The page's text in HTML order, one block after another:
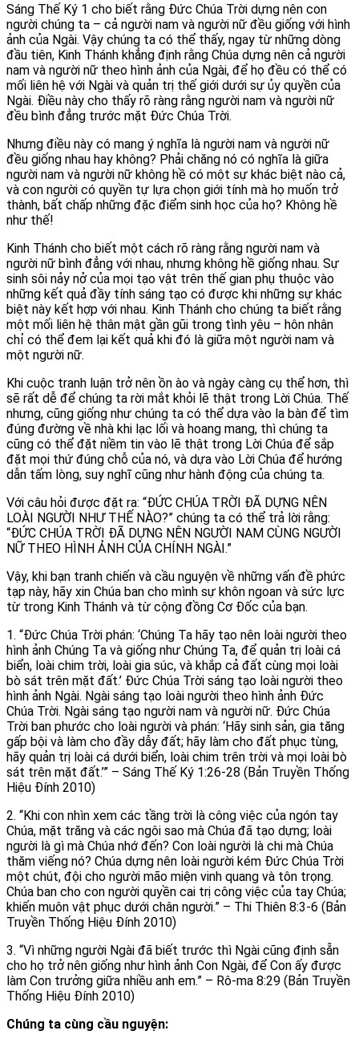
Sáng Thế Ký 1 cho biết rằng Đức Chúa Trời dựng nên con
người chúng ta – cả người nam và người nữ đều giống với hình
ảnh của Ngài. Vậy chúng ta có thể thấy, ngay từ những dòng
đầu tiên, Kinh Thánh khẳng định rằng Chúa dựng nên cả người
nam và người nữ theo hình ảnh của Ngài, để họ đều có thể có
mối liên hệ với Ngài và quản trị thế giới dưới sự ủy quyền của
Ngài. Điều này cho thấy rõ ràng rằng người nam và người nữ
đều bình đẳng trước mặt Đức Chúa Trời.
Nhưng điều này có mang ý nghĩa là người nam và người nữ
đều giống nhau hay không? Phải chăng nó có nghĩa là giữa
người nam và người nữ không hề có một sự khác biệt nào cả,
và con người có quyền tự lựa chọn giới tính mà họ muốn trở
thành, bất chấp những đặc điểm sinh học của họ? Không hề
như thế!
Kinh Thánh cho biết một cách rõ ràng rằng người nam và
người nữ bình đẳng với nhau, nhưng không hề giống nhau. Sự
sinh sôi nảy nở của mọi tạo vật trên thế gian phụ thuộc vào
những kết quả đầy tính sáng tạo có được khi những sự khác
biệt này kết hợp với nhau. Kinh Thánh cho chúng ta biết rằng
một mối liên hệ thân mật gần gũi trong tình yêu – hôn nhân
chỉ có thể đem lại kết quả khi đó là giữa một người nam và
một người nữ.
Khi cuộc tranh luận trở nên ồn ào và ngày càng cụ thể hơn, thì
sẽ rất dễ để chúng ta rời mắt khỏi lẽ thật trong Lời Chúa. Thế
nhưng, cũng giống như chúng ta có thể dựa vào la bàn để tìm
đúng đường về nhà khi lạc lối và hoang mang, thì chúng ta
cũng có thể đặt niềm tin vào lẽ thật trong Lời Chúa để sắp
đặt mọi thứ đúng chỗ của nó, và dựa vào Lời Chúa để hướng
dẫn tấm lòng, suy nghĩ cũng như hành động của chúng ta.
Với câu hỏi được đặt ra: “ĐỨC CHÚA TRỜI ĐÃ DỰNG NÊN
LOÀI NGƯỜI NHƯ THẾ NÀO?” chúng ta có thể trả lời rằng:
“ĐỨC CHÚA TRỜI ĐÃ DỰNG NÊN NGƯỜI NAM CÙNG NGƯỜI
NỮ THEO HÌNH ẢNH CỦA CHÍNH NGÀI.”
Vậy, khi bạn tranh chiến và cầu nguyện về những vấn đề phức
tạp này, hãy xin Chúa ban cho mình sự khôn ngoan và sức lực
từ trong Kinh Thánh và từ cộng đồng Cơ Đốc của bạn.
1. “Đức Chúa Trời phán: ‘Chúng Ta hãy tạo nên loài người theo
hình ảnh Chúng Ta và giống như Chúng Ta, để quản trị loài cá
biển, loài chim trời, loài gia súc, và khắp cả đất cùng mọi loài
bò sát trên mặt đất.’ Đức Chúa Trời sáng tạo loài người theo
hình ảnh Ngài. Ngài sáng tạo loài người theo hình ảnh Đức
Chúa Trời. Ngài sáng tạo người nam và người nữ. Đức Chúa
Trời ban phước cho loài người và phán: ‘Hãy sinh sản, gia tăng
gấp bội và làm cho đầy dẫy đất; hãy làm cho đất phục tùng,
hãy quản trị loài cá dưới biển, loài chim trên trời và mọi loài bò
sát trên mặt đất.’” – Sáng Thế Ký 1:26-28 (Bản Truyền Thống
Hiệu Đính 2010)
2. “Khi con nhìn xem các tầng trời là công việc của ngón tay
Chúa, mặt trăng và các ngôi sao mà Chúa đã tạo dựng; loài
người là gì mà Chúa nhớ đến? Con loài người là chi mà Chúa
thăm viếng nó? Chúa dựng nên loài người kém Đức Chúa Trời
một chút, đội cho người mão miện vinh quang và tôn trọng.
Chúa ban cho con người quyền cai trị công việc của tay Chúa;
khiến muôn vật phục dưới chân người.” – Thi Thiên 8:3-6 (Bản
Truyền Thống Hiệu Đính 2010)
3. “Vì những người Ngài đã biết trước thì Ngài cũng định sẵn
cho họ trở nên giống như hình ảnh Con Ngài, để Con ấy được
làm Con trưởng giữa nhiều anh em.” – Rô-ma 8:29 (Bản Truyền
Thống Hiệu Đính 2010)
Chúng ta cùng cầu nguyện: